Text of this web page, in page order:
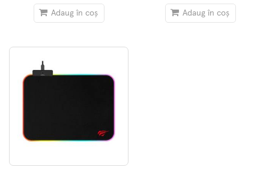
Adaug în coș Adaug în coș